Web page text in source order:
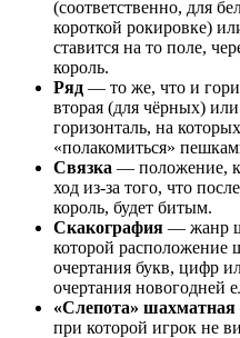
(соответственно, для
короткой рокировке)
ставится на то поле,
король.
Ряд — то же, что и
вторая (для чёрных)
горизонталь, на
«полакомиться»
Связка — положение,
ход из-за того, что
король, будет битым.
Cкакография — жанр
которой расположение
очертания букв, цифр
очертания новогодней
«Слепота» шахматная
при которой игрок не